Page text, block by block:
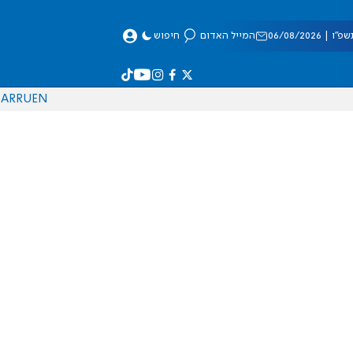
08/2026 המייל האדום חיפוש
EN
RU
AR